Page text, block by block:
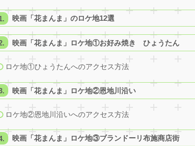
映画「花まんま」のロケ地12選
映画「花まんま」ロケ地①お好み焼き ひょうたん
ロケ地①ひょうたんへのアクセス方法
映画「花まんま」ロケ地②恩地川沿い
ロケ地②恩地川沿いへのアクセス方法
映画「花まんま」ロケ地③ブランドーリ布施商店街